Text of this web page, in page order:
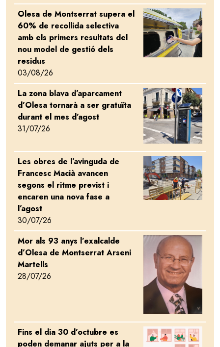
Olesa de Montserrat supera el
60% de recollida selectiva
amb els primers resultats del
nou model de gestió dels
residus
03/08/26
Image
La zona blava d’aparcament
d’Olesa tornarà a ser gratuïta
durant el mes d’agost
31/07/26
Image
Les obres de l’avinguda de
Francesc Macià avancen
segons el ritme previst i
encaren una nova fase a
l’agost
30/07/26
Image
Mor als 93 anys l’exalcalde
d’Olesa de Montserrat Arseni
Martells
28/07/26
Image
Fins el dia 30 d’octubre es
poden demanar ajuts per a la
Image